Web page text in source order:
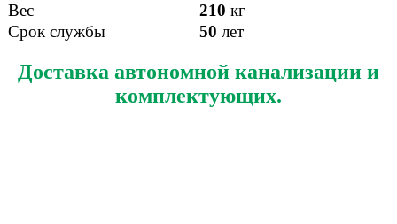
Вес
210 кг
Срок службы
50 лет
Доставка автономной канализации и
комплектующих.